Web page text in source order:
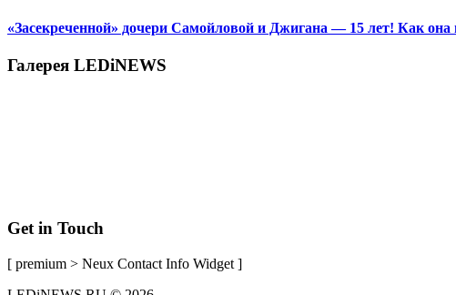
«Засекреченной» дочери Самойловой и Джигана — 15 лет! Как она
Галерея LEDiNEWS
Get in Touch
[ premium > Neux Contact Info Widget ]